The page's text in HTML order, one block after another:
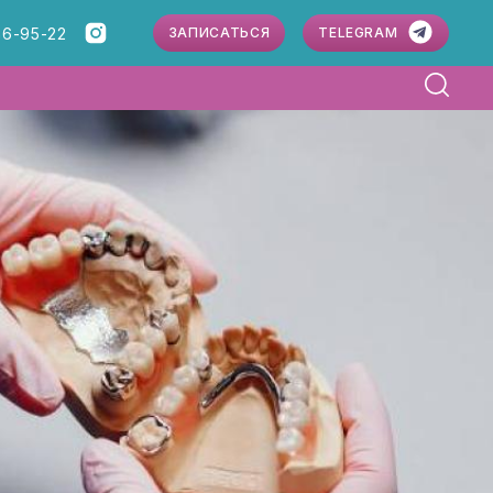
95-22 ЗАПИСАТЬСЯ TELEGRAM